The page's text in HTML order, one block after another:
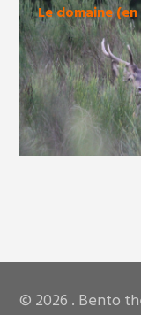
Le domaine
des
articles
© 2026 . Bento